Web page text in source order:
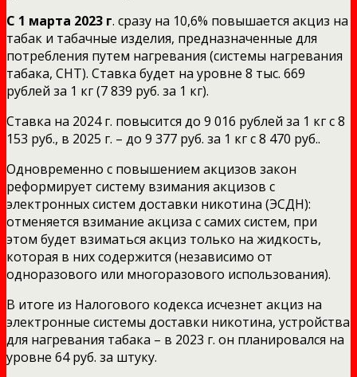
С 1 марта 2023 г. сразу на 10,6% повышается акциз на
табак и табачные изделия, предназначенные для
потребления путем нагревания (системы нагревания
табака, СНТ). Ставка будет на уровне 8 тыс. 669
рублей за 1 кг (7 839 руб. за 1 кг).
Ставка на 2024 г. повысится до 9 016 рублей за 1 кг с 8
153 руб., в 2025 г. – до 9 377 руб. за 1 кг с 8 470 руб..
Одновременно с повышением акцизов закон
реформирует систему взимания акцизов с
электронных систем доставки никотина (ЭСДН):
отменяется взимание акциза с самих систем, при
этом будет взиматься акциз только на жидкость,
которая в них содержится (независимо от
одноразового или многоразового использования).
В итоге из Налогового кодекса исчезнет акциз на
электронные системы доставки никотина, устройства
для нагревания табака – в 2023 г. он планировался на
уровне 64 руб. за штуку.